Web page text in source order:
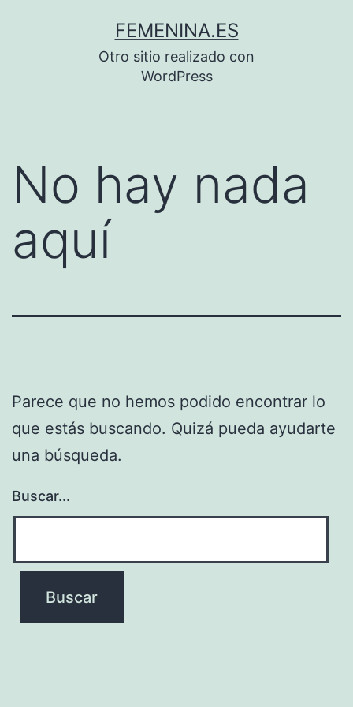
FEMENINA.ES
Otro sitio realizado con
WordPress
No hay nada
aquí
Parece que no hemos podido encontrar lo
que estás buscando. Quizá pueda ayudarte
una búsqueda.
Buscar...